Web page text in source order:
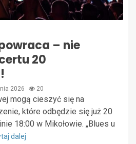
– nie
20
2026 20
mogą cieszyć się na
które odbędzie się już 20
18:00 w Mikołowie. „Blues u
dalej